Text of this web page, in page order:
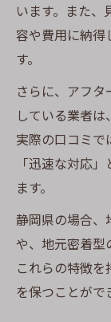
います。また
容や費用に納得
す。
さらに、アフタ
している業者は
実際の口コミで
「迅速な対応
ます。
静岡県の場合、
や、地元密着型
これらの特徴
を保つことがで